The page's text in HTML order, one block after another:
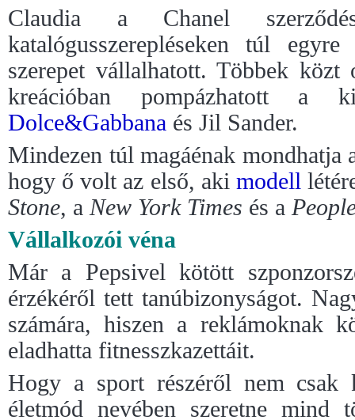
Claudia a Chanel
katalógusszerepléseken túl
szerepet vállalhatott. Többek közt
kreációban pompázhatott
Dolce&Gabbana és Jil Sander.
Mindezen túl magáénak mondhatja
hogy ő volt az első, aki modell
Stone, a New York Times és a
Vállalkozói véna
Már a Pepsivel kötött
érzékéről tett tanúbizonyságot.
számára, hiszen a reklámoknak
eladhatta fitnesszkazettáit.
Hogy a sport részéről nem csak
életmód nevében szeretne mind